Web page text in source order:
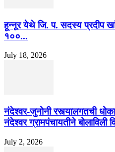
हून्नूर येथे जि. प. सदस्य प्रदीप
१००...
July 18, 2026
नंदेश्वर-जुनोनी रस्त्यालगतची
नंदेश्वर ग्रामपंचायतीने बोलाविली
July 2, 2026